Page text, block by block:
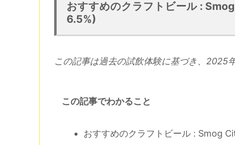
おすすめのクラフトビール :
6.5%)
この記事は過去の試飲体験に基づき、2025
この記事でわかること
おすすめのクラフトビール : Smog